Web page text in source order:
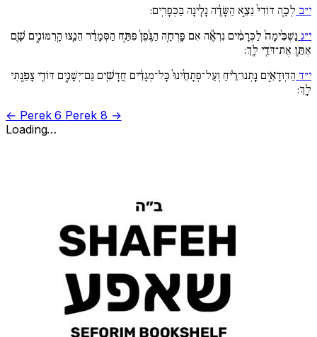
י״ב לְכָ֤ה דוֹדִי֙ נֵצֵ֣א הַשָּׂדֶ֔ה נָלִ֖ינָה בַּכְּפָרִֽים:
י״ג נַשְׁכִּ֨ימָה֙ לַכְּרָמִ֔ים נִרְאֶ֞ה אִם פָּֽרְחָ֤ה הַגֶּ֨פֶן֙ פִּתַּ֣ח הַסְּמָדַ֔ר הֵנֵ֖צוּ הָֽרִמּוֹנִ֑ים שָׁ֛ם
אֶתֵּ֥ן אֶת־דֹּדַ֖י לָֽךְ:
י״ד הַדּֽוּדָאִ֣ים נָֽתְנוּ־רֵ֗יחַ וְעַל־פְּתָחֵ֨ינוּ֙ כָּל־מְגָדִ֔ים חֲדָשִׁ֖ים גַּם־יְשָׁנִ֑ים דּוֹדִ֖י צָפַ֥נְתִּי
לָֽךְ:
← Perek 6 Perek 8 →
Loading…